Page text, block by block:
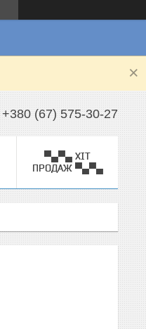
+380 (67) 575-30-27
▀▄▀▄ ХІТ
ПРОДАЖ ▀▄▀▄